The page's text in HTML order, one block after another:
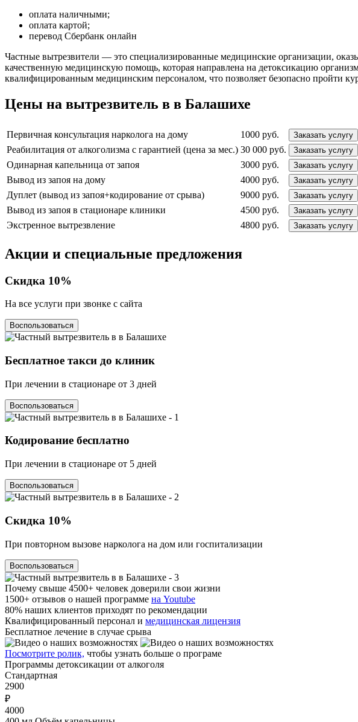
оплата наличными;
оплата картой;
перевод Сбербанк онлайн
Частные вытрезвители — это специализированные медицинские организации,
качественную медицинскую помощь, которая направлена на детоксикацию
квалифицированным медицинским персоналом, что позволяет безопасно пройти
Цены на вытрезвитель в в Балашихе
Первичная консультация нарколога на дому 1000 руб. Заказать услугу
Реабилитация от алкоголизма с гарантией (цена за мес.) 30 000 руб. Заказать услугу
Одинарная капельница от запоя 3000 руб. Заказать услугу
Вывод из запоя на дому 4000 руб. Заказать услугу
Дуплет (вывод из запоя+кодирование от срыва) 9000 руб. Заказать услугу
Вывод из запоя в стационаре клиники 4500 руб. Заказать услугу
Экстренное вытрезвление 4800 руб. Заказать услугу
Акции и специальные предложения
Скидка 10%
На все услуги при звонке с сайта
Воспользоваться
Бесплатное такси до клиник
При лечении в стационаре от 3 дней
Воспользоваться
Кодирование бесплатно
При лечении в стационаре от 5 дней
Воспользоваться
Скидка 10%
При повторном вызове нарколога на дом или госпитализации
Воспользоваться
Почему свыше 4500+ человек доверили свои жизни
1500+ отзывов о нашей программе на Youtube
80% наших клиентов приходят по рекомендации
Квалифицированный персонал и медицинская лицензия
Бесплатное лечение в случае срыва
Посмотрите ролик, чтобы узнать больше о програме
Программы детоксикации от алкоголя
Стандартная
2900
₽
4000